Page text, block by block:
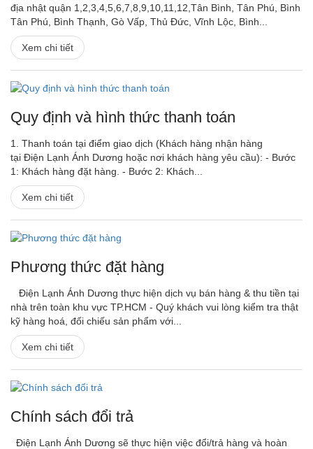
địa nhật quận 1,2,3,4,5,6,7,8,9,10,11,12,Tân Bình, Tân Phú, Bình
Tân Phú, Bình Thạnh, Gò Vấp, Thủ Đức, Vĩnh Lộc, Bình...
Xem chi tiết
Quy định và hình thức thanh toán
1. Thanh toán tại điểm giao dịch (Khách hàng nhận hàng
tại Điện Lạnh Ánh Dương hoặc nơi khách hàng yêu cầu): - Bước
1: Khách hàng đặt hàng. - Bước 2: Khách...
Xem chi tiết
Phương thức đặt hàng
Điện Lạnh Ánh Dương thực hiện dịch vụ bán hàng & thu tiền tại
nhà trên toàn khu vực TP.HCM - Quý khách vui lòng kiểm tra thật
kỹ hàng hoá, đối chiếu sản phẩm với...
Xem chi tiết
Chính sách đổi trả
Điện Lạnh Ánh Dương sẽ thực hiện việc đổi/trả hàng và hoàn